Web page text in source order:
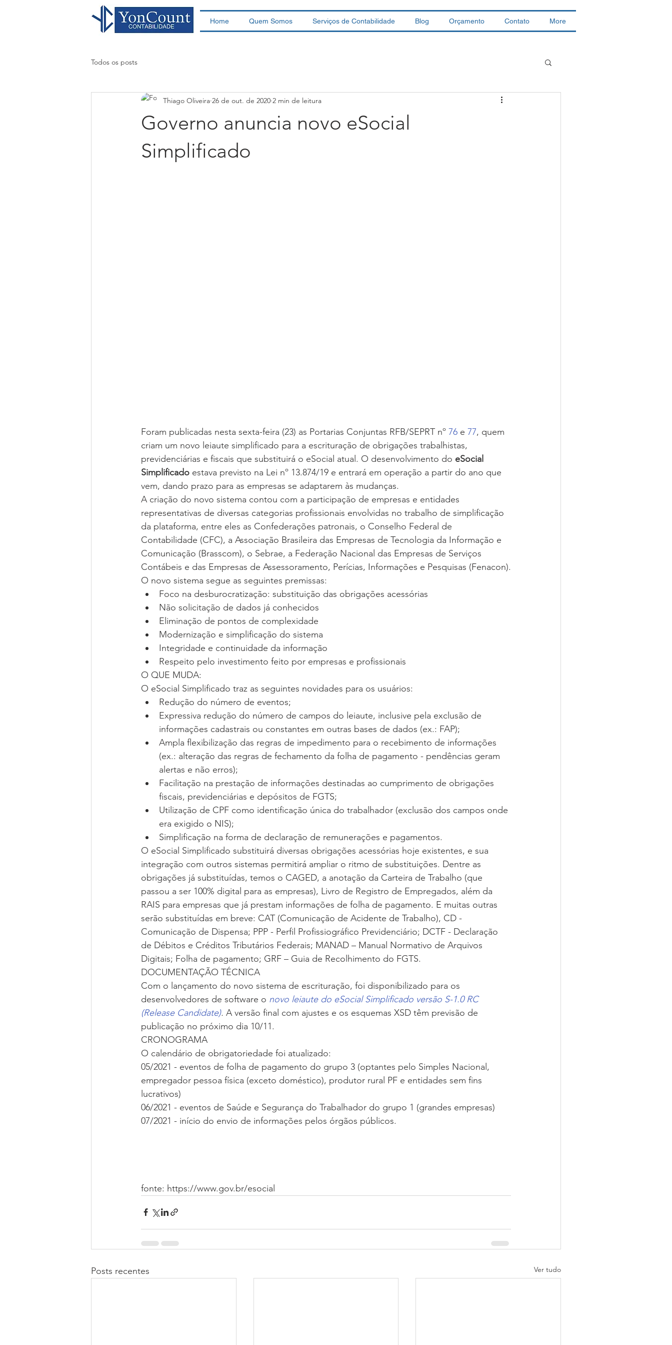
Home Quem Somos Serviços de Contabilidade Blog Orçamento Contato More
Todos os posts
Governo anuncia novo eSocial
Simplificado
Thiago Oliveira 26 de out. de 2020 2 min de leitura
Foram publicadas nesta sexta-feira (23) as Portarias Conjuntas RFB/SEPRT nº 76 e 77, quem
criam um novo leiaute simplificado para a escrituração de obrigações trabalhistas,
previdenciárias e fiscais que substituirá o eSocial atual. O desenvolvimento do eSocial
Simplificado estava previsto na Lei nº 13.874/19 e entrará em operação a partir do ano que
vem, dando prazo para as empresas se adaptarem às mudanças.
A criação do novo sistema contou com a participação de empresas e entidades
representativas de diversas categorias profissionais envolvidas no trabalho de simplificação
da plataforma, entre eles as Confederações patronais, o Conselho Federal de
Contabilidade (CFC), a Associação Brasileira das Empresas de Tecnologia da Informação e
Comunicação (Brasscom), o Sebrae, a Federação Nacional das Empresas de Serviços
Contábeis e das Empresas de Assessoramento, Perícias, Informações e Pesquisas (Fenacon).
O novo sistema segue as seguintes premissas:
Foco na desburocratização: substituição das obrigações acessórias
Não solicitação de dados já conhecidos
Eliminação de pontos de complexidade
Modernização e simplificação do sistema
Integridade e continuidade da informação
Respeito pelo investimento feito por empresas e profissionais
O QUE MUDA:
O eSocial Simplificado traz as seguintes novidades para os usuários:
Redução do número de eventos;
Expressiva redução do número de campos do leiaute, inclusive pela exclusão de
informações cadastrais ou constantes em outras bases de dados (ex.: FAP);
Ampla flexibilização das regras de impedimento para o recebimento de informações
(ex.: alteração das regras de fechamento da folha de pagamento - pendências geram
alertas e não erros);
Facilitação na prestação de informações destinadas ao cumprimento de obrigações
fiscais, previdenciárias e depósitos de FGTS;
Utilização de CPF como identificação única do trabalhador (exclusão dos campos onde
era exigido o NIS);
Simplificação na forma de declaração de remunerações e pagamentos.
O eSocial Simplificado substituirá diversas obrigações acessórias hoje existentes, e sua
integração com outros sistemas permitirá ampliar o ritmo de substituições. Dentre as
obrigações já substituídas, temos o CAGED, a anotação da Carteira de Trabalho (que
passou a ser 100% digital para as empresas), Livro de Registro de Empregados, além da
RAIS para empresas que já prestam informações de folha de pagamento. E muitas outras
serão substituídas em breve: CAT (Comunicação de Acidente de Trabalho), CD -
Comunicação de Dispensa; PPP - Perfil Profissiográfico Previdenciário; DCTF - Declaração
de Débitos e Créditos Tributários Federais; MANAD – Manual Normativo de Arquivos
Digitais; Folha de pagamento; GRF – Guia de Recolhimento do FGTS.
DOCUMENTAÇÃO TÉCNICA
Com o lançamento do novo sistema de escrituração, foi disponibilizado para os
desenvolvedores de software o novo leiaute do eSocial Simplificado versão S-1.0 RC
(Release Candidate). A versão final com ajustes e os esquemas XSD têm previsão de
publicação no próximo dia 10/11.
CRONOGRAMA
O calendário de obrigatoriedade foi atualizado:
05/2021 - eventos de folha de pagamento do grupo 3 (optantes pelo Simples Nacional,
empregador pessoa física (exceto doméstico), produtor rural PF e entidades sem fins
lucrativos)
06/2021 - eventos de Saúde e Segurança do Trabalhador do grupo 1 (grandes empresas)
07/2021 - início do envio de informações pelos órgãos públicos.
fonte: https://www.gov.br/esocial
Posts recentes Ver tudo